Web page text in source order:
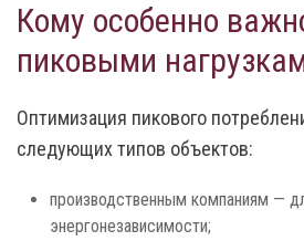
Кому особенно
пиковыми
Оптимизация пикового
следующих типов объектов:
производственным компаниям —
энергонезависимости;